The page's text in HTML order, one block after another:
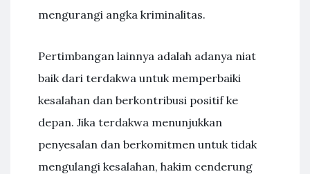
mengurangi angka kriminalitas.
Pertimbangan lainnya adalah adanya niat
baik dari terdakwa untuk memperbaiki
kesalahan dan berkontribusi positif ke
depan. Jika terdakwa menunjukkan
penyesalan dan berkomitmen untuk tidak
mengulangi kesalahan, hakim cenderung